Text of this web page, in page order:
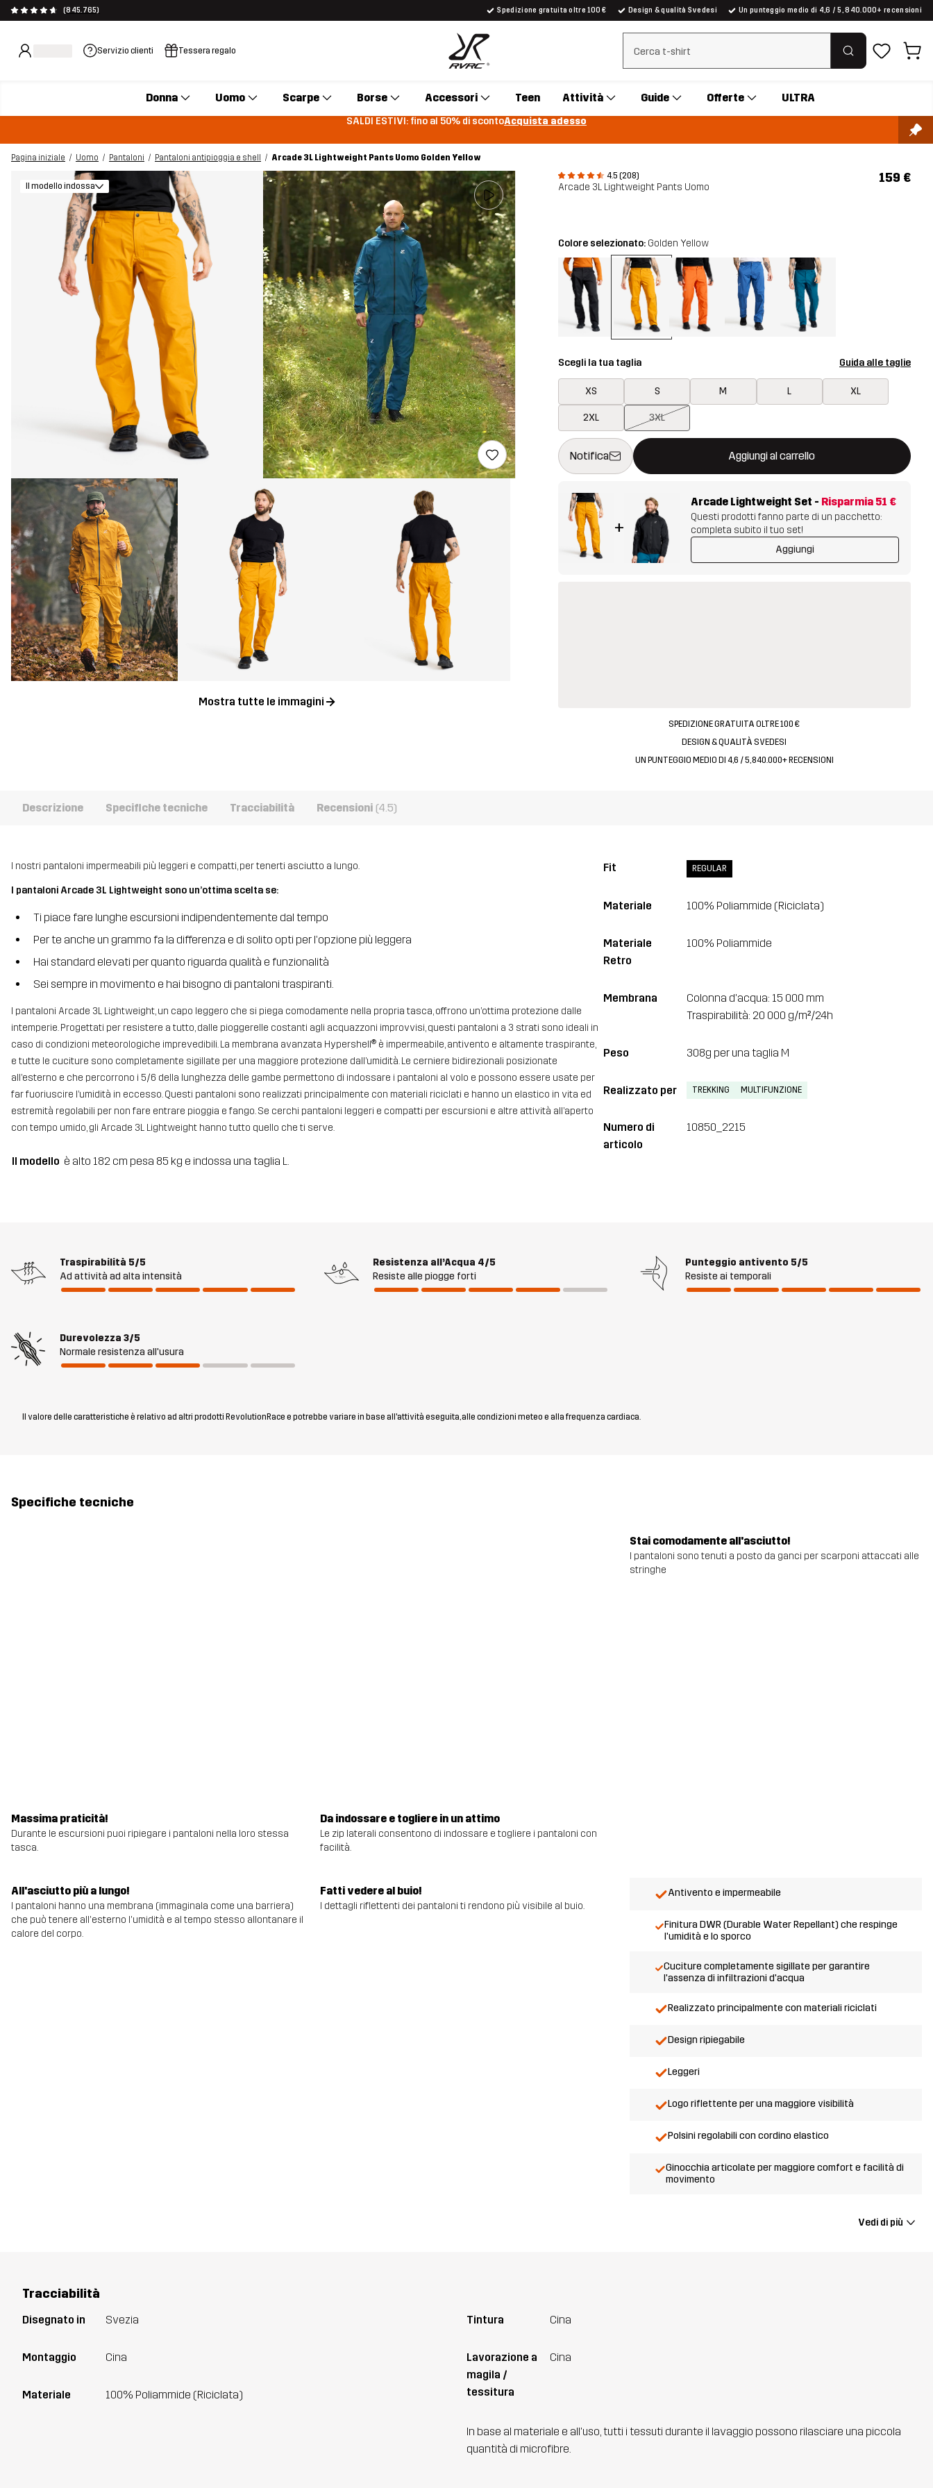
(845.765) Spedizione gratuita oltre 100 € Design & qualità Svedesi Un punteggio medio di 4,6 / 5, 840.000+ recensioni
Servizio clienti Tessera regalo Cancella ricerca
Donna Uomo Scarpe Borse Accessori Teen Attività Guide Offerte ULTRA
SALDI ESTIVI: fino al 50% di scontoAcquista adesso
Pagina iniziale Uomo Pantaloni Pantaloni antipioggia e shell
Arcade 3L Lightweight Pants Uomo Golden Yellow
4.5 (208)
Arcade 3L Lightweight Pants Uomo
159 €
Il modello indossa
Mostra tutte le immagini
Colore selezionato: Golden Yellow
Scegli la tua taglia Guida alle taglie
XS S M L XL
2XL 3XL
Notifica Aggiungi al carrello
Questo tasto aprirà una finestra modale per confermare un nuovo articolo nel
{{size}} non disponibile
+
Arcade Lightweight Set - Risparmia 51 €
Questi prodotti fanno parte di un pacchetto:
completa subito il tuo set!
Aggiungi
SPEDIZIONE GRATUITA OLTRE 100 €
DESIGN & QUALITÀ SVEDESI
UN PUNTEGGIO MEDIO DI 4,6 / 5, 840.000+ RECENSIONI
Descrizione Specifiche tecniche Tracciabilità Recensioni (4.5)
I nostri pantaloni impermeabili più leggeri e compatti, per tenerti asciutto a lungo.
I pantaloni Arcade 3L Lightweight sono un’ottima scelta se:
Ti piace fare lunghe escursioni indipendentemente dal tempo
Per te anche un grammo fa la differenza e di solito opti per l’opzione più leggera
Hai standard elevati per quanto riguarda qualità e funzionalità
Sei sempre in movimento e hai bisogno di pantaloni traspiranti.
I pantaloni Arcade 3L Lightweight, un capo leggero che si piega comodamente nella propria tasca, offrono un’ottima protezione dalle
intemperie. Progettati per resistere a tutto, dalle pioggerelle costanti agli acquazzoni improvvisi, questi pantaloni a 3 strati sono ideali in
caso di condizioni meteorologiche imprevedibili. La membrana avanzata Hypershell® è impermeabile, antivento e altamente traspirante,
e tutte le cuciture sono completamente sigillate per una maggiore protezione dall’umidità. Le cerniere bidirezionali posizionate
all’esterno e che percorrono i 5/6 della lunghezza delle gambe permettono di indossare i pantaloni al volo e possono essere usate per
far fuoriuscire l’umidità in eccesso. Questi pantaloni sono realizzati principalmente con materiali riciclati e hanno un elastico in vita ed
estremità regolabili per non fare entrare pioggia e fango. Se cerchi pantaloni leggeri e compatti per escursioni e altre attività all’aperto
con tempo umido, gli Arcade 3L Lightweight hanno tutto quello che ti serve.
Il modello è alto 182 cm pesa 85 kg e indossa una taglia L.
Fit REGULAR
Materiale 100% Poliammide (Riciclata)
Materiale
Retro
100% Poliammide
Membrana
Colonna d'acqua: 15 000 mm
Traspirabilità: 20 000 g/m²/24h
Peso 308g per una taglia M
Realizzato per TREKKING MULTIFUNZIONE
Numero di
articolo
10850_2215
Traspirabilità 5/5
Ad attività ad alta intensità
Resistenza all’Acqua 4/5
Resiste alle piogge forti
Punteggio antivento 5/5
Resiste ai temporali
Durevolezza 3/5
Normale resistenza all'usura
Il valore delle caratteristiche è relativo ad altri prodotti RevolutionRace e potrebbe variare in base all'attività eseguita, alle condizioni meteo e alla frequenza cardiaca.
Specifiche tecniche
Massima praticità!
Durante le escursioni puoi ripiegare i pantaloni nella loro stessa
tasca.
Da indossare e togliere in un attimo
Le zip laterali consentono di indossare e togliere i pantaloni con
facilità.
Stai comodamente all'asciutto!
I pantaloni sono tenuti a posto da ganci per scarponi attaccati alle
stringhe
All'asciutto più a lungo!
I pantaloni hanno una membrana (immaginala come una barriera)
che può tenere all'esterno l'umidità e al tempo stesso allontanare il
calore del corpo.
Fatti vedere al buio!
I dettagli riflettenti dei pantaloni ti rendono più visibile al buio.
Antivento e impermeabile
Finitura DWR (Durable Water Repellant) che respinge
l'umidità e lo sporco
Cuciture completamente sigillate per garantire
l'assenza di infiltrazioni d'acqua
Realizzato principalmente con materiali riciclati
Design ripiegabile
Leggeri
Logo riflettente per una maggiore visibilità
Polsini regolabili con cordino elastico
Ginocchia articolate per maggiore comfort e facilità di
movimento
Vedi di più
Tracciabilità
Disegnato in Svezia
Montaggio Cina
Materiale 100% Poliammide (Riciclata)
Tintura Cina
Lavorazione a
magila /
tessitura
Cina
In base al materiale e all'uso, tutti i tessuti durante il lavaggio possono rilasciare una piccola
quantità di microfibre.